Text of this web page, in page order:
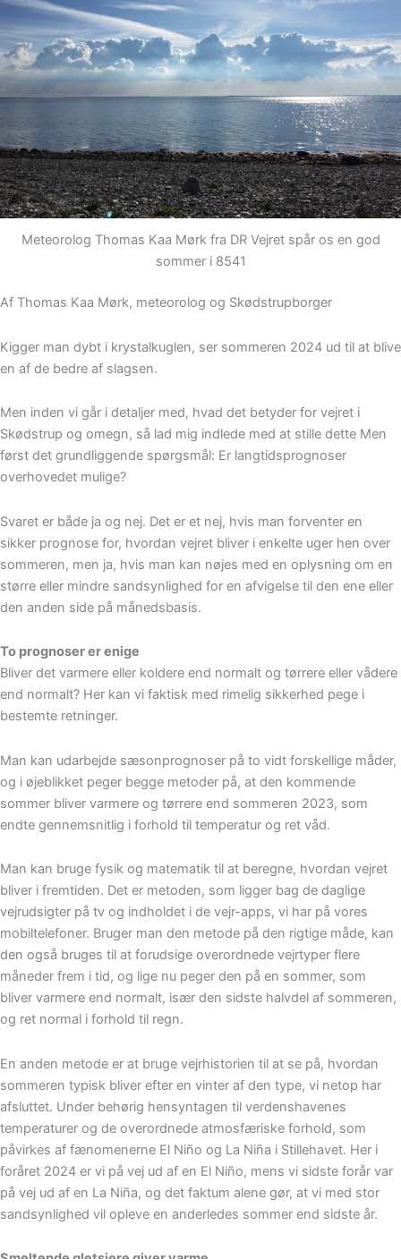
Meteorolog Thomas Kaa Mørk fra DR Vejret spår os en god
sommer i 8541
Af Thomas Kaa Mørk, meteorolog og Skødstrupborger
Kigger man dybt i krystalkuglen, ser sommeren 2024 ud til at blive
en af de bedre af slagsen.
Men inden vi går i detaljer med, hvad det betyder for vejret i
Skødstrup og omegn, så lad mig indlede med at stille dette Men
først det grundliggende spørgsmål: Er langtidsprognoser
overhovedet mulige?
Svaret er både ja og nej. Det er et nej, hvis man forventer en
sikker prognose for, hvordan vejret bliver i enkelte uger hen over
sommeren, men ja, hvis man kan nøjes med en oplysning om en
større eller mindre sandsynlighed for en afvigelse til den ene eller
den anden side på månedsbasis.
To prognoser er enige
Bliver det varmere eller koldere end normalt og tørrere eller vådere
end normalt? Her kan vi faktisk med rimelig sikkerhed pege i
bestemte retninger.
Man kan udarbejde sæsonprognoser på to vidt forskellige måder,
og i øjeblikket peger begge metoder på, at den kommende
sommer bliver varmere og tørrere end sommeren 2023, som
endte gennemsnitlig i forhold til temperatur og ret våd.
Man kan bruge fysik og matematik til at beregne, hvordan vejret
bliver i fremtiden. Det er metoden, som ligger bag de daglige
vejrudsigter på tv og indholdet i de vejr-apps, vi har på vores
mobiltelefoner. Bruger man den metode på den rigtige måde, kan
den også bruges til at forudsige overordnede vejrtyper flere
måneder frem i tid, og lige nu peger den på en sommer, som
bliver varmere end normalt, især den sidste halvdel af sommeren,
og ret normal i forhold til regn.
En anden metode er at bruge vejrhistorien til at se på, hvordan
sommeren typisk bliver efter en vinter af den type, vi netop har
afsluttet. Under behørig hensyntagen til verdenshavenes
temperaturer og de overordnede atmosfæriske forhold, som
påvirkes af fænomenerne El Niño og La Niña i Stillehavet. Her i
foråret 2024 er vi på vej ud af en El Niño, mens vi sidste forår var
på vej ud af en La Niña, og det faktum alene gør, at vi med stor
sandsynlighed vil opleve en anderledes sommer end sidste år.